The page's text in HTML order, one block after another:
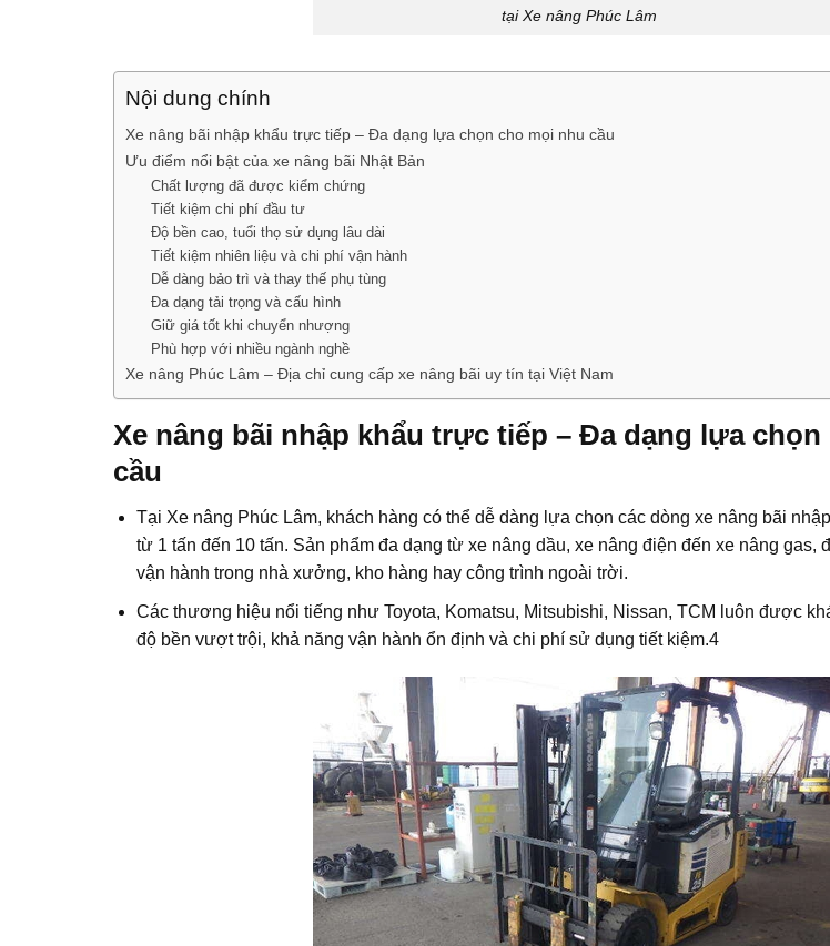
tại Xe nâng Phúc Lâm
Nội dung chính
Xe nâng bãi nhập khẩu trực tiếp – Đa dạng lựa chọn cho mọi nhu cầu
Ưu điểm nổi bật của xe nâng bãi Nhật Bản
Chất lượng đã được kiểm chứng
Tiết kiệm chi phí đầu tư
Độ bền cao, tuổi thọ sử dụng lâu dài
Tiết kiệm nhiên liệu và chi phí vận hành
Dễ dàng bảo trì và thay thế phụ tùng
Đa dạng tải trọng và cấu hình
Giữ giá tốt khi chuyển nhượng
Phù hợp với nhiều ngành nghề
Xe nâng Phúc Lâm – Địa chỉ cung cấp xe nâng bãi uy tín tại Việt Nam
Xe nâng bãi nhập khẩu trực tiếp – Đa dạng lựa
cầu
Tại Xe nâng Phúc Lâm, khách hàng có thể dễ dàng lựa chọn các dòng xe nâng bãi
từ 1 tấn đến 10 tấn. Sản phẩm đa dạng từ xe nâng dầu, xe nâng điện đến xe nâng gas,
vận hành trong nhà xưởng, kho hàng hay công trình ngoài trời.
Các thương hiệu nổi tiếng như Toyota, Komatsu, Mitsubishi, Nissan, TCM luôn được
độ bền vượt trội, khả năng vận hành ổn định và chi phí sử dụng tiết kiệm.4